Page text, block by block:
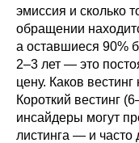
эмиссия и сколько
обращении
а оставшиеся 90%
2–3 лет — это
цену. Каков
Короткий вестинг
инсайдеры могут
листинга — и часто